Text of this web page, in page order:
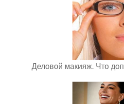
Деловой макияж. Что